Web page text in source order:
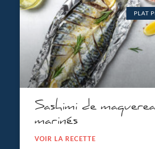
PLAT
Sashimi de
marinés
VOIR LA RECETTE